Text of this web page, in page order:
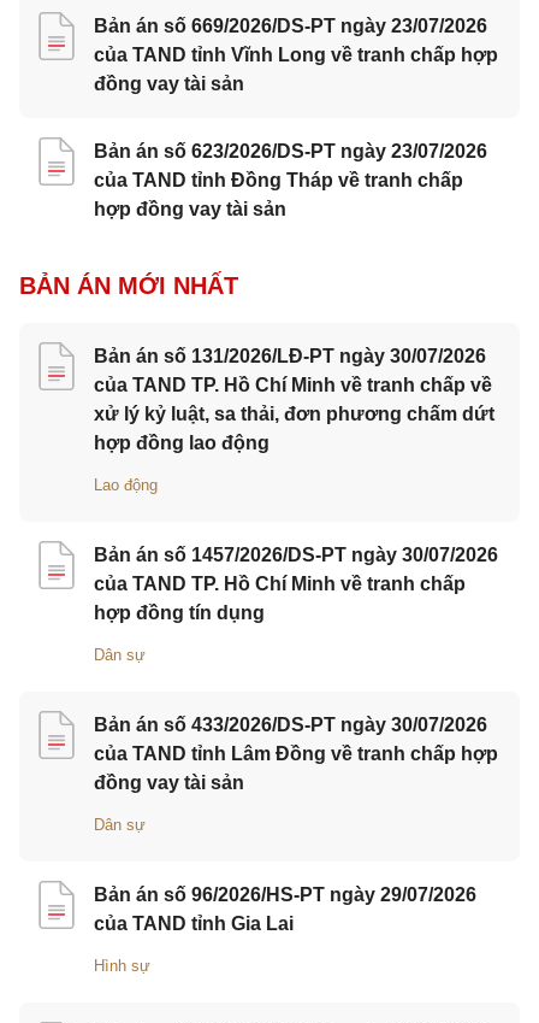
Bản án số 669/2026/DS-PT ngày 23/07/2026
của TAND tỉnh Vĩnh Long về tranh chấp hợp
đồng vay tài sản
Bản án số 623/2026/DS-PT ngày 23/07/2026
của TAND tỉnh Đồng Tháp về tranh chấp
hợp đồng vay tài sản
BẢN ÁN MỚI NHẤT
Bản án số 131/2026/LĐ-PT ngày 30/07/2026
của TAND TP. Hồ Chí Minh về tranh chấp về
xử lý kỷ luật, sa thải, đơn phương chấm dứt
hợp đồng lao động
Lao động
Bản án số 1457/2026/DS-PT ngày 30/07/2026
của TAND TP. Hồ Chí Minh về tranh chấp
hợp đồng tín dụng
Dân sự
Bản án số 433/2026/DS-PT ngày 30/07/2026
của TAND tỉnh Lâm Đồng về tranh chấp hợp
đồng vay tài sản
Dân sự
Bản án số 96/2026/HS-PT ngày 29/07/2026
của TAND tỉnh Gia Lai
Hình sự